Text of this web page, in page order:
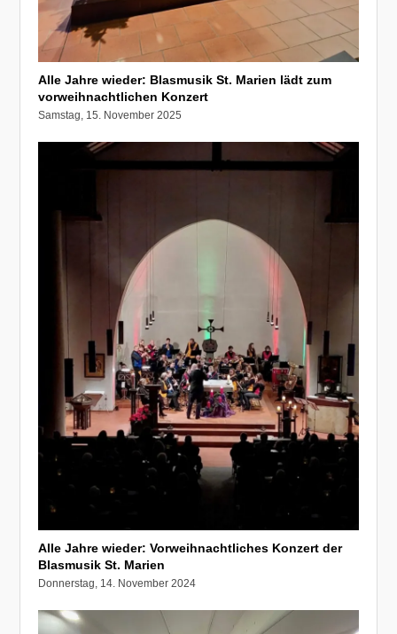
Alle Jahre wieder: Blasmusik St. Marien lädt zum
vorweihnachtlichen Konzert
Samstag, 15. November 2025
Alle Jahre wieder: Vorweihnachtliches Konzert der
Blasmusik St. Marien
Donnerstag, 14. November 2024